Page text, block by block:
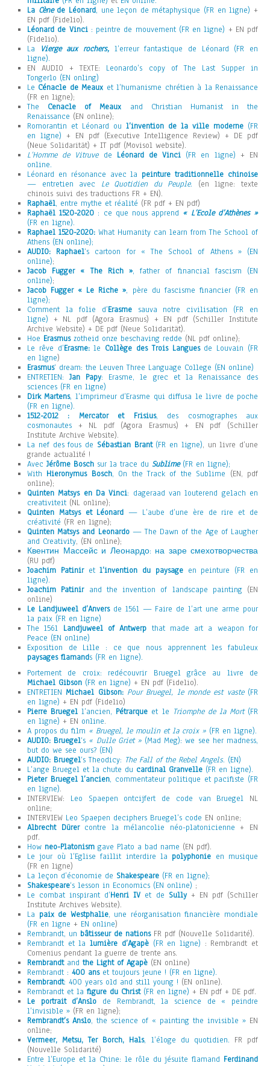
La Cène de Léonard, une leçon de métaphysique (FR en ligne) +
EN pdf (Fidelio).
Léonard de Vinci : peintre de mouvement (FR en ligne) + EN pdf
(Fidelio).
La
Vierge aux rochers, l’erreur fantastique de Léonard (FR en
ligne).
EN AUDIO + TEXTE: Leonardo’s copy of The Last Supper in
Tongerlo (EN onling)
Le Cénacle de Meaux et l’humanisme chrétien à la Renaissance
(FR en ligne);
The Cenacle of Meaux and Christian Humanist in the
Renaissance (EN online);
Romorantin et Léonard ou l’invention de la ville moderne (FR
en ligne) + EN pdf (Executive Intelligence Review) + DE pdf
(Neue Solidarität) + IT pdf (Movisol website).
L’Homme de Vitruvede Léonard de Vinci (FR en ligne) + EN
online.
Léonard en résonance avec la peinture traditionnelle chinoise
— entretien avec Le Quotidien du Peuple. (en ligne: texte
chinois suivi des traductions FR + EN).
Raphaël, entre mythe et réalité (FR pdf + EN pdf)
Raphaël 1520-2020 : ce que nous apprend « L’Ecole d’Athènes »
(FR en ligne).
Raphael 1520-2020: What Humanity can learn from The School of
Athens (EN online);
AUDIO: Raphael‘s cartoon for « The School of Athens » (EN
online);
Jacob Fugger « The Rich », father of financial fascism (EN
online);
Jacob Fugger « Le Riche », père du fascisme financier (FR en
ligne);
Comment la folie d’Erasmesauva notre civilisation (FR en
ligne) + NL pdf (Agora Erasmus) + EN pdf (Schiller Institute
Archive Website) + DE pdf (Neue Solidarität).
Hoe Erasmuszotheid onze beschaving redde (NL pdf online);
Le rêve d’Erasme:le Collège des Trois Languesde Louvain (FR
en ligne)
Erasmus‘ dream: the Leuven Three Language College (EN online)
ENTRETIEN:Jan Papy: Erasme, le grec et la Renaissance des
sciences (FR en ligne)
Dirk Martens, l’imprimeur d’Erasme qui diffusa le livre de poche
(FR en ligne).
1512-2012 : Mercator et Frisius, des cosmographes aux
cosmonautes + NL pdf (Agora Erasmus) + EN pdf (Schiller
Institute Archive Website).
La nef des fous de Sébastian Brant(FR en ligne), un livre d’une
grande actualité !
Avec Jérôme Bosch sur la trace du Sublime(FR en ligne);
With Hieronymus Bosch, On the Track of the Sublime (EN, pdf
online);
Quinten Matsys en Da Vinci: dageraad van louterend gelach en
creativiteit (NL online);
Quinten Matsys et Léonard — L’aube d’une ère de rire et de
créativité (FR en ligne);
Quinten Matsys and Leonardo— The Dawn of the Age of Laugher
and Creativity, (EN online);
Квентин Массейс и Леонардо: на заре смехотворчества
(RU pdf)
Joachim Patiniretl’invention du paysageen peinture (FR en
ligne).
Joachim Patinirand the invention of landscape painting(EN
online)
Le Landjuweel d’Anversde 1561 — Faire de l’art une arme pour
la paix (FR en ligne)
The 1561 Landjuweel of Antwerp that made art a weapon for
Peace (EN online)
Exposition de Lille : ce que nous apprennent les fabuleux
paysages flamands (FR en ligne).
Portement de croix: redécouvrir Bruegel grâce au livre de
Michael Gibson (FR en ligne) + EN pdf (Fidelio).
ENTRETIEN Michael Gibson: Pour Bruegel, le monde est vaste(FR
en ligne) + EN pdf (Fidelio)
Pierre Bruegel l’ancien, Pétrarque et le Triomphe de la Mort(FR
en ligne) + EN online.
A propos du film « Bruegel, le moulin et la croix » (FR en ligne).
AUDIO: Bruegel‘s « Dulle Griet »(Mad Meg): we see her madness,
but do we see ours? (EN)
AUDIO: Bruegel‘s Theodicy: The Fall of the Rebel Angels. (EN)
L’ange Bruegel et la chute du cardinal Granvelle (FR en ligne).
Pieter Bruegel l’ancien, commentateur politique et pacifiste (FR
en ligne).
INTERVIEW: Leo Spaepen ontcijfert de code van Bruegel NL
online;
INTERVIEW Leo Spaepen deciphers Bruegel’s code EN online;
Albrecht Dürercontre la mélancolie néo-platonicienne + EN
pdf.
How neo-Platonism gave Plato a bad name (EN pdf).
Le jour où l’Eglise faillit interdire la polyphonie en musique
(FR en ligne)
La leçon d’économie de Shakespeare (FR en ligne);
Shakespeare‘s lesson in Economics (EN online) ;
Le combat inspirant d’Henri IV et de Sully+ EN pdf (Schiller
Institute Archives Website).
La paix de Westphalie, une réorganisation financière mondiale
(FR en ligne + EN online)
Rembrandt, un bâtisseur de nationsFR pdf (Nouvelle Solidarité).
Rembrandt et lalumière d’Agapè(FR en ligne) : Rembrandt et
Comenius pendant la guerre de trente ans.
Rembrandtand the Light of Agapè (EN online)
Rembrandt : 400 anset toujours jeune ! (FR en ligne).
Rembrandt: 400 years old and still young ! (EN online).
Rembrandt et la figure du Christ (FR en ligne) + EN pdf + DE pdf.
Le portrait d’Anslo de Rembrandt, la science de « peindre
l’invisible » (FR en ligne);
Rembrandt’s Anslo, the science of « painting the invisible » EN
online;
Vermeer, Metsu, Ter Borch, Hals, l’éloge du quotidien. FR pdf
(Nouvelle Solidarité)
Entre l’Europe et la Chine: le rôle du jésuite flamand Ferdinand